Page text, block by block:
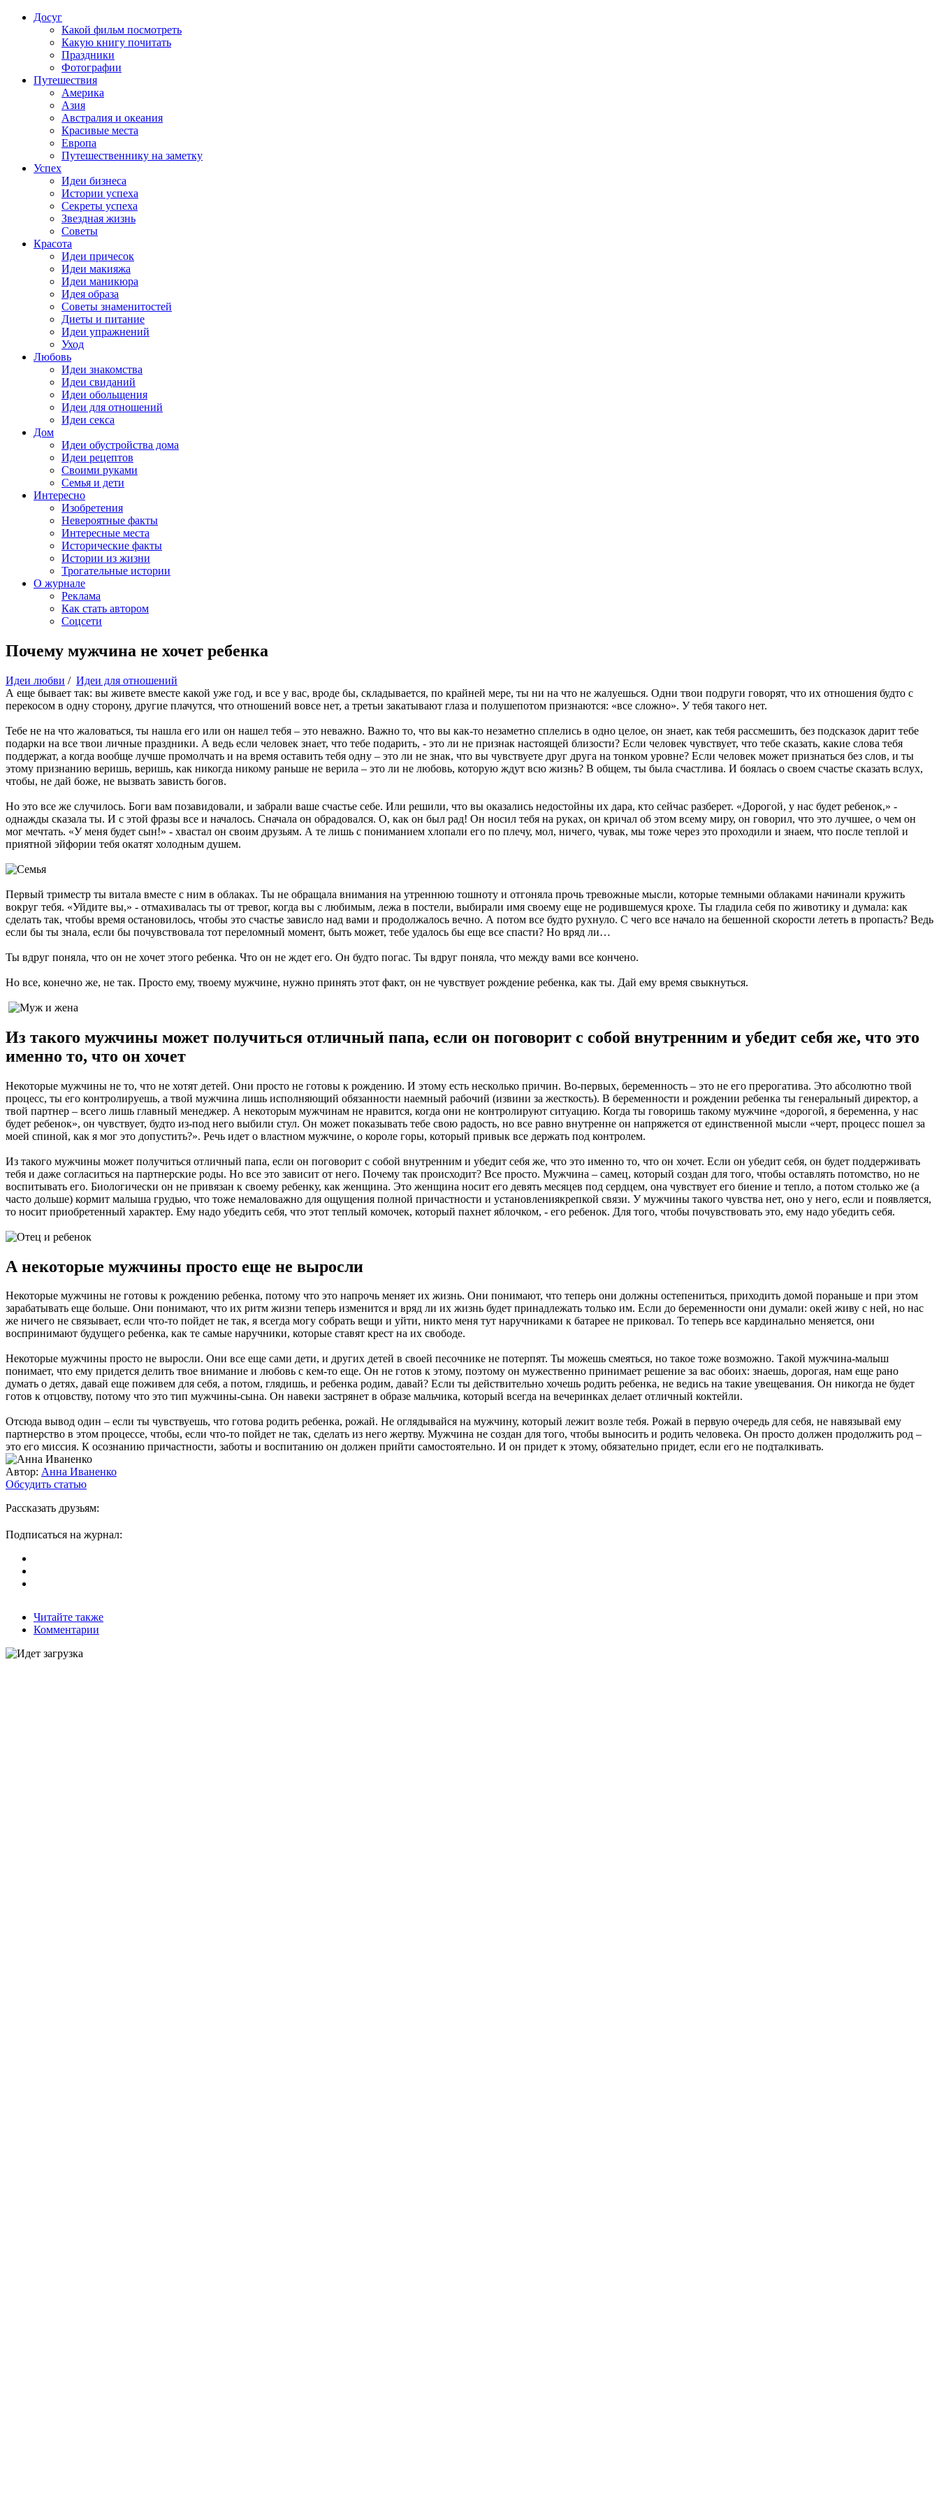
Досуг
Какой фильм посмотреть
Какую книгу почитать
Праздники
Фотографии
Путешествия
Америка
Азия
Австралия и океания
Красивые места
Европа
Путешественнику на заметку
Успех
Идеи бизнеса
Истории успеха
Секреты успеха
Звездная жизнь
Советы
Красота
Идеи причесок
Идеи макияжа
Идеи маникюра
Идея образа
Советы знаменитостей
Диеты и питание
Идеи упражнений
Уход
Любовь
Идеи знакомства
Идеи свиданий
Идеи обольщения
Идеи для отношений
Идеи секса
Дом
Идеи обустройства дома
Идеи рецептов
Своими руками
Семья и дети
Интересно
Изобретения
Невероятные факты
Интересные места
Исторические факты
Истории из жизни
Трогательные истории
О журнале
Реклама
Как стать автором
Соцсети
Почему мужчина не хочет ребенка
Идеи любви / Идеи для отношений
А еще бывает так: вы живете вместе какой уже год, и все у вас, вроде бы, складывается, по крайней мере, ты ни на что не жалуешься. Одни твои подруги говорят, что их отношения будто с
перекосом в одну сторону, другие плачутся, что отношений вовсе нет, а третьи закатывают глаза и полушепотом признаются: «все сложно». У тебя такого нет.
Тебе не на что жаловаться, ты нашла его или он нашел тебя – это неважно. Важно то, что вы как-то незаметно сплелись в одно целое, он знает, как тебя рассмешить, без подсказок дарит тебе
подарки на все твои личные праздники. А ведь если человек знает, что тебе подарить, - это ли не признак настоящей близости? Если человек чувствует, что тебе сказать, какие слова тебя
поддержат, а когда вообще лучше промолчать и на время оставить тебя одну – это ли не знак, что вы чувствуете друг друга на тонком уровне? Если человек может признаться без слов, и ты
этому признанию веришь, веришь, как никогда никому раньше не верила – это ли не любовь, которую ждут всю жизнь? В общем, ты была счастлива. И боялась о своем счастье сказать вслух,
чтобы, не дай боже, не вызвать зависть богов.
Но это все же случилось. Боги вам позавидовали, и забрали ваше счастье себе. Или решили, что вы оказались недостойны их дара, кто сейчас разберет. «Дорогой, у нас будет ребенок,» -
однажды сказала ты. И с этой фразы все и началось. Сначала он обрадовался. О, как он был рад! Он носил тебя на руках, он кричал об этом всему миру, он говорил, что это лучшее, о чем он
мог мечтать. «У меня будет сын!» - хвастал он своим друзьям. А те лишь с пониманием хлопали его по плечу, мол, ничего, чувак, мы тоже через это проходили и знаем, что после теплой и
приятной эйфории тебя окатят холодным душем.
Первый триместр ты витала вместе с ним в облаках. Ты не обращала внимания на утреннюю тошноту и отгоняла прочь тревожные мысли, которые темными облаками начинали кружить
вокруг тебя. «Уйдите вы,» - отмахивалась ты от тревог, когда вы с любимым, лежа в постели, выбирали имя своему еще не родившемуся крохе. Ты гладила себя по животику и думала: как
сделать так, чтобы время остановилось, чтобы это счастье зависло над вами и продолжалось вечно. А потом все будто рухнуло. С чего все начало на бешенной скорости лететь в пропасть? Ведь
если бы ты знала, если бы почувствовала тот переломный момент, быть может, тебе удалось бы еще все спасти? Но вряд ли…
Ты вдруг поняла, что он не хочет этого ребенка. Что он не ждет его. Он будто погас. Ты вдруг поняла, что между вами все кончено.
Но все, конечно же, не так. Просто ему, твоему мужчине, нужно принять этот факт, он не чувствует рождение ребенка, как ты. Дай ему время свыкнуться.
Из такого мужчины может получиться отличный папа, если он поговорит с собой внутренним и убедит себя же, что это
именно то, что он хочет
Некоторые мужчины не то, что не хотят детей. Они просто не готовы к рождению. И этому есть несколько причин. Во-первых, беременность – это не его прерогатива. Это абсолютно твой
процесс, ты его контролируешь, а твой мужчина лишь исполняющий обязанности наемный рабочий (извини за жесткость). В беременности и рождении ребенка ты генеральный директор, а
твой партнер – всего лишь главный менеджер. А некоторым мужчинам не нравится, когда они не контролируют ситуацию. Когда ты говоришь такому мужчине «дорогой, я беременна, у нас
будет ребенок», он чувствует, будто из-под него выбили стул. Он может показывать тебе свою радость, но все равно внутренне он напряжется от единственной мысли «черт, процесс пошел за
моей спиной, как я мог это допустить?». Речь идет о властном мужчине, о короле горы, который привык все держать под контролем.
Из такого мужчины может получиться отличный папа, если он поговорит с собой внутренним и убедит себя же, что это именно то, что он хочет. Если он убедит себя, он будет поддерживать
тебя и даже согласиться на партнерские роды. Но все это зависит от него. Почему так происходит? Все просто. Мужчина – самец, который создан для того, чтобы оставлять потомство, но не
воспитывать его. Биологически он не привязан к своему ребенку, как женщина. Это женщина носит его девять месяцев под сердцем, она чувствует его биение и тепло, а потом столько же (а
часто дольше) кормит малыша грудью, что тоже немаловажно для ощущения полной причастности и установлениякрепкой связи. У мужчины такого чувства нет, оно у него, если и появляется,
то носит приобретенный характер. Ему надо убедить себя, что этот теплый комочек, который пахнет яблочком, - его ребенок. Для того, чтобы почувствовать это, ему надо убедить себя.
А некоторые мужчины просто еще не выросли
Некоторые мужчины не готовы к рождению ребенка, потому что это напрочь меняет их жизнь. Они понимают, что теперь они должны остепениться, приходить домой пораньше и при этом
зарабатывать еще больше. Они понимают, что их ритм жизни теперь изменится и вряд ли их жизнь будет принадлежать только им. Если до беременности они думали: окей живу с ней, но нас
же ничего не связывает, если что-то пойдет не так, я всегда могу собрать вещи и уйти, никто меня тут наручниками к батарее не приковал. То теперь все кардинально меняется, они
воспринимают будущего ребенка, как те самые наручники, которые ставят крест на их свободе.
Некоторые мужчины просто не выросли. Они все еще сами дети, и других детей в своей песочнике не потерпят. Ты можешь смеяться, но такое тоже возможно. Такой мужчина-малыш
понимает, что ему придется делить твое внимание и любовь с кем-то еще. Он не готов к этому, поэтому он мужественно принимает решение за вас обоих: знаешь, дорогая, нам еще рано
думать о детях, давай еще поживем для себя, а потом, глядишь, и ребенка родим, давай? Если ты действительно хочешь родить ребенка, не ведись на такие увещевания. Он никогда не будет
готов к отцовству, потому что это тип мужчины-сына. Он навеки застрянет в образе мальчика, который всегда на вечеринках делает отличный коктейли.
Отсюда вывод один – если ты чувствуешь, что готова родить ребенка, рожай. Не оглядывайся на мужчину, который лежит возле тебя. Рожай в первую очередь для себя, не навязывай ему
партнерство в этом процессе, чтобы, если что-то пойдет не так, сделать из него жертву. Мужчина не создан для того, чтобы выносить и родить человека. Он просто должен продолжить род –
это его миссия. К осознанию причастности, заботы и воспитанию он должен прийти самостоятельно. И он придет к этому, обязательно придет, если его не подталкивать.
Автор: Анна Иваненко
Обсудить статью
Рассказать друзьям:
Подписаться на журнал:
Читайте также
Комментарии